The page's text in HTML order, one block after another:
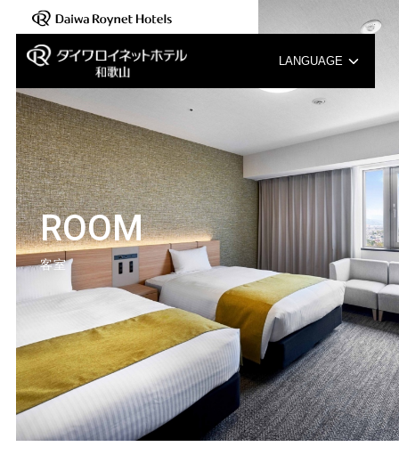
LANGUAGE
English
中文（簡体字）
中文（繁体字）
ROOM
客室